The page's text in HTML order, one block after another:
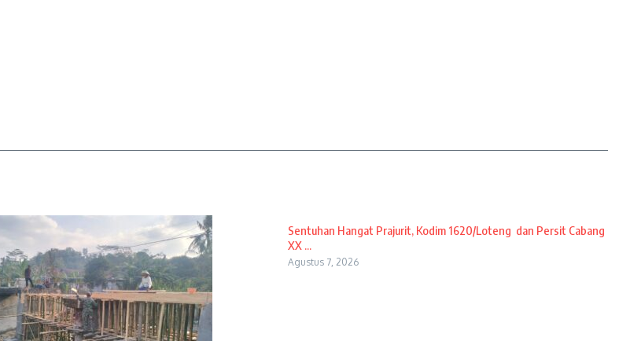
Sentuhan Hangat Prajurit, Kodim 1620/Loteng dan Persit Cabang
XX ...
Agustus 7, 2026